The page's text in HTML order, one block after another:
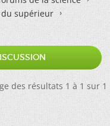
supérieur
des résultats 1 à 1 sur 1